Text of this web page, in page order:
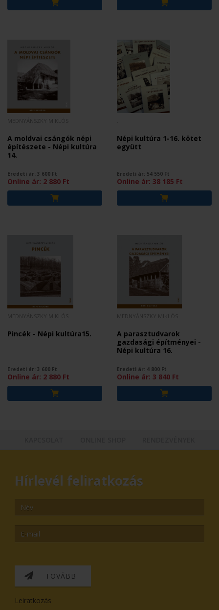
A moldvai csángók népi
építészete - Népi kultúra
14.
Eredeti ár: 3 600 Ft
Online ár: 2 880 Ft
Népi kultúra 1-16. kötet
együtt
Eredeti ár: 54 550 Ft
Online ár: 38 185 Ft
Pincék - Népi kultúra15.
Eredeti ár: 3 600 Ft
Online ár: 2 880 Ft
A parasztudvarok
gazdasági építményei -
Népi kultúra 16.
Eredeti ár: 4 800 Ft
Online ár: 3 840 Ft
Hírlevél feliratkozás
TOVÁBB
Leiratkozás